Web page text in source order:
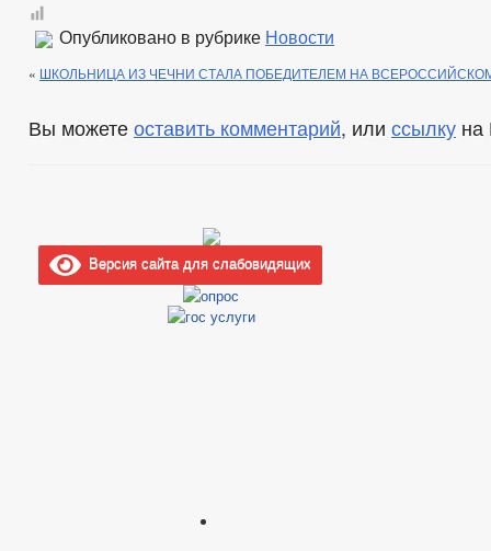
Опубликовано в рубрике Новости
« ШКОЛЬНИЦА ИЗ ЧЕЧНИ СТАЛА ПОБЕДИТЕЛЕМ НА
Вы можете оставить комментарий, или ссылку на
Версия сайта для слабовидящих